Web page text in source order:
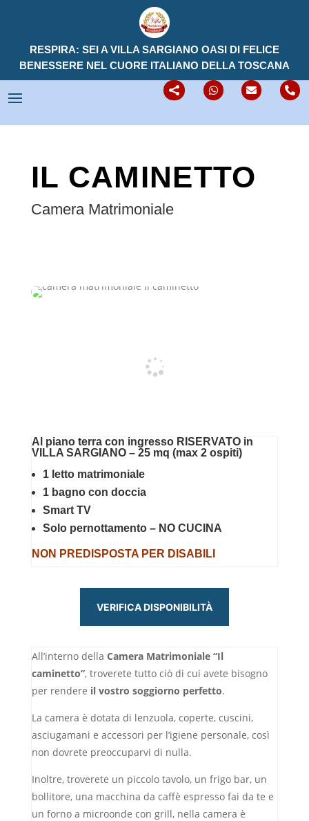
RESPIRA: SEI A VILLA SARGIANO OASI DI FELICE
BENESSERE NEL CUORE ITALIANO DELLA TOSCANA
   
IL CAMINETTO
Camera Matrimoniale
Al piano terra con ingresso RISERVATO in
VILLA SARGIANO – 25 mq (max 2 ospiti)
1 letto matrimoniale
1 bagno con doccia
Smart TV
Solo pernottamento – NO CUCINA
NON PREDISPOSTA PER DISABILI
VERIFICA DISPONIBILITÀ
All’interno della Camera Matrimoniale “Il
caminetto”, troverete tutto ciò di cui avete bisogno
per rendere il vostro soggiorno perfetto.
La camera è dotata di lenzuola, coperte, cuscini,
asciugamani e accessori per l’igiene personale, così
non dovrete preoccuparvi di nulla.
Inoltre, troverete un piccolo tavolo, un frigo bar, un
bollitore, una macchina da caffè espresso fai da te e
un forno a microonde con grill, nella camera è